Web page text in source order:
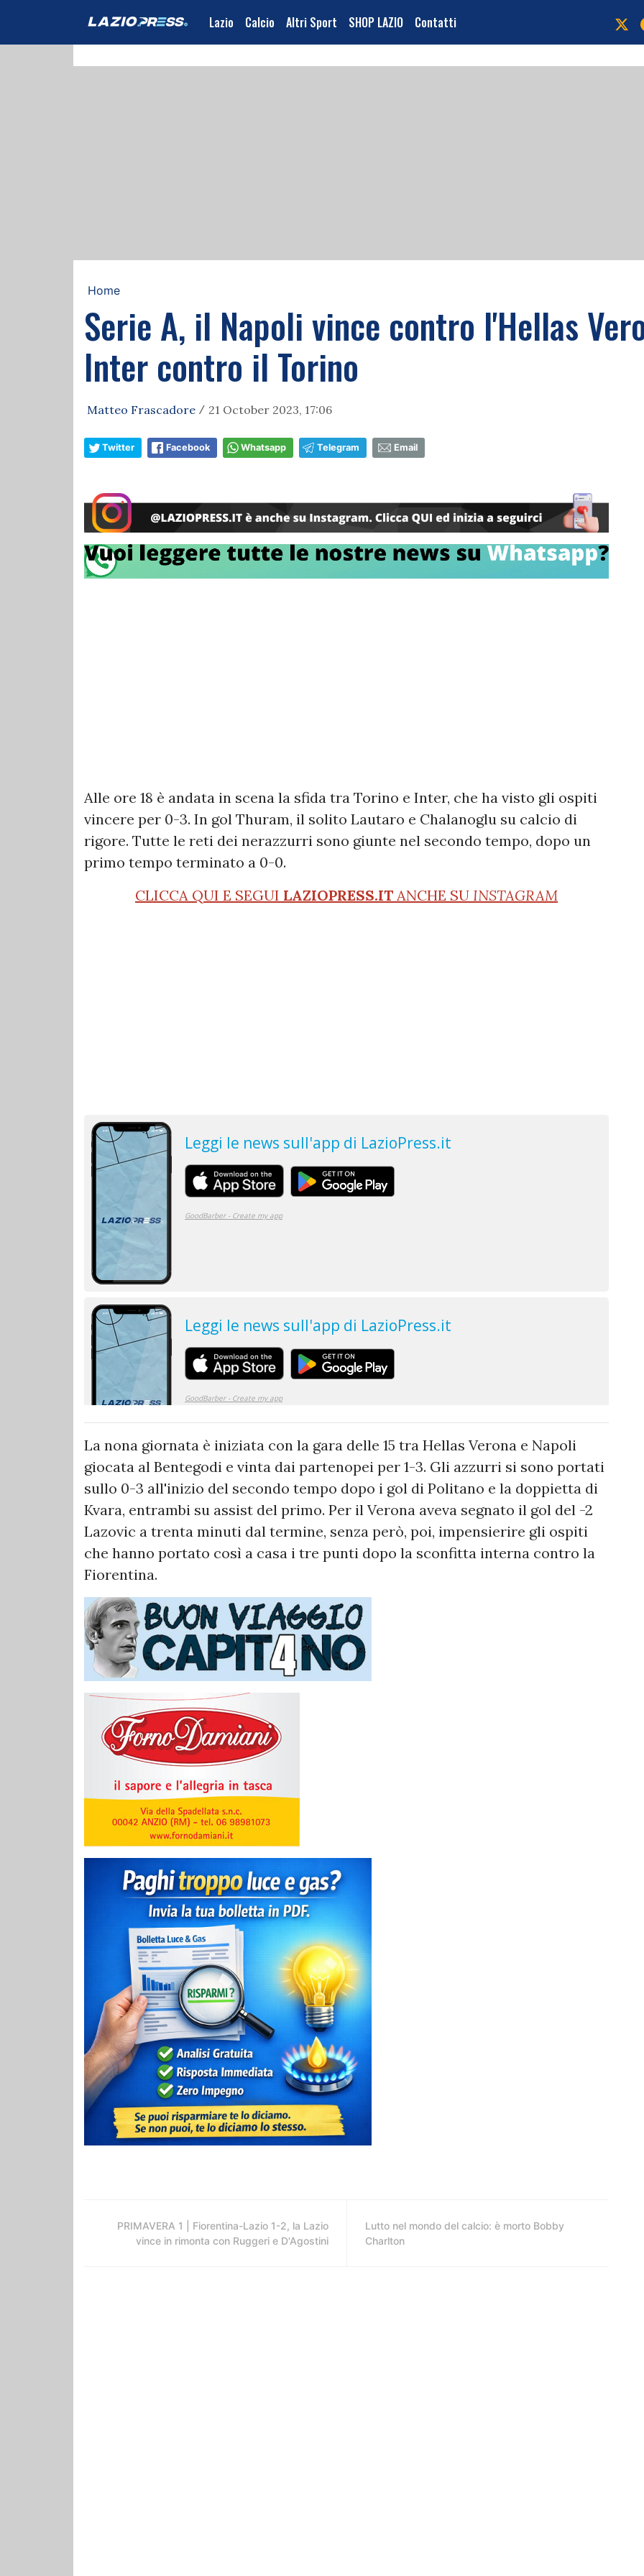
Lazio Calcio Altri Sport SHOP LAZIO Contatti
Home
Serie A, il Napoli vince contro l'Hellas
Inter contro il Torino
Matteo Frascadore / 21 October 2023, 17:06
Twitter Facebook Whatsapp Telegram Email
Alle ore 18 è andata in scena la sfida tra Torino e Inter, che ha visto gli ospiti
vincere per 0-3. In gol Thuram, il solito Lautaro e Chalanoglu su calcio di
rigore. Tutte le reti dei nerazzurri sono giunte nel secondo tempo, dopo un
primo tempo terminato a 0-0.
CLICCA QUI E SEGUI LAZIOPRESS.IT ANCHE SU INSTAGRAM
La nona giornata è iniziata con la gara delle 15 tra Hellas Verona e Napoli
giocata al Bentegodi e vinta dai partenopei per 1-3. Gli azzurri si sono portati
sullo 0-3 all'inizio del secondo tempo dopo i gol di Politano e la doppietta di
Kvara, entrambi su assist del primo. Per il Verona aveva segnato il gol del -2
Lazovic a trenta minuti dal termine, senza però, poi, impensierire gli ospiti
che hanno portato così a casa i tre punti dopo la sconfitta interna contro la
Fiorentina.
PRIMAVERA 1 | Fiorentina-Lazio 1-2, la Lazio
vince in rimonta con Ruggeri e D'Agostini
Lutto nel mondo del calcio: è morto Bobby
Charlton